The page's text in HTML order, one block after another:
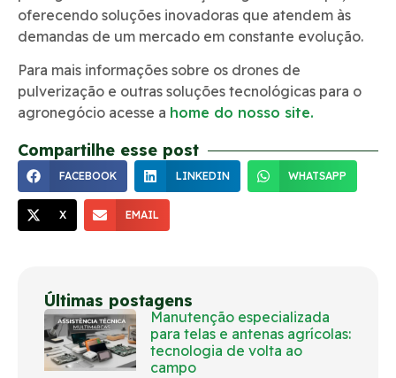
Últimas postagens
Manutenção especializada
para telas e antenas agrícolas:
tecnologia de volta ao
campo
oferecendo soluções inovadoras que atendem às
demandas de um mercado em constante evolução.
Para mais informações sobre os drones de
pulverização e outras soluções tecnológicas para o
agronegócio acesse a home do nosso site.
Compartilhe esse post
FACEBOOK LINKEDIN WHATSAPP
X EMAIL